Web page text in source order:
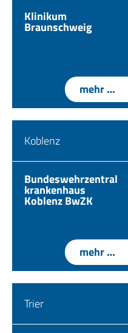
Klinikum
Braunschweig
mehr …
Koblenz
Bundeswehrzentral
krankenhaus
Koblenz BwZK
mehr …
Trier